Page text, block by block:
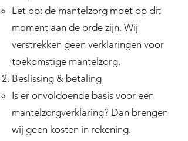
Let op: de mantelzorg moet op dit
moment aan de orde zijn. Wij
verstrekken geen verklaringen voor
toekomstige mantelzorg.
Beslissing & betaling
Is er onvoldoende basis voor een
mantelzorgverklaring? Dan brengen
wij geen kosten in rekening.